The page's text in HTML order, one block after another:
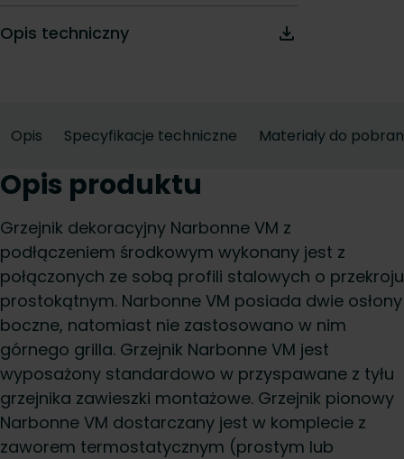
Opis techniczny
Opis Specyfikacje techniczne Materiały do
Opis produktu
Grzejnik dekoracyjny Narbonne VM z
podłączeniem środkowym wykonany jest z
połączonych ze sobą profili stalowych o przekroju
prostokątnym. Narbonne VM posiada dwie osłony
boczne, natomiast nie zastosowano w nim
górnego grilla. Grzejnik Narbonne VM jest
wyposażony standardowo w przyspawane z tyłu
grzejnika zawieszki montażowe. Grzejnik pionowy
Narbonne VM dostarczany jest w komplecie z
zaworem termostatycznym (prostym lub